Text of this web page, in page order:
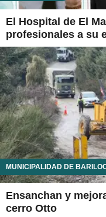
El Hospital de El
profesionales a su
MUNICIPALIDAD DE
Ensanchan y
cerro Otto